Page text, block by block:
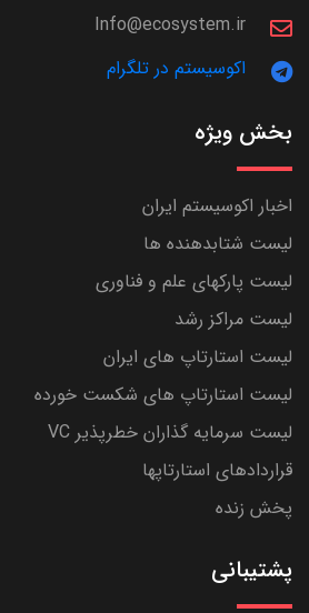
Info@ecosystem.ir
اکوسیستم در تلگرام
بخش ویژه
اخبار اکوسیستم ایران
لیست شتابدهنده ها
لیست پارکهای علم و فناوری
لیست مراکز رشد
لیست استارتاپ های ایران
لیست استارتاپ های شکست خورده
لیست سرمایه گذاران خطرپذیر VC
قراردادهای استارتاپها
پخش زنده
پشتیبانی